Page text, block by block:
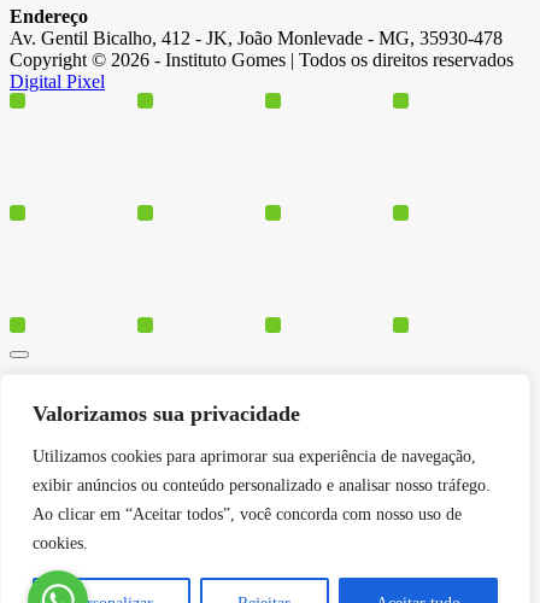
Valorizamos sua privacidade
Utilizamos cookies para aprimorar sua experiência de navegação,
exibir anúncios ou conteúdo personalizado e analisar nosso tráfego.
Ao clicar em “Aceitar todos”, você concorda com nosso uso de
cookies.
Endereço
Av. Gentil Bicalho, 412 - JK, João Monlevade - MG, 35930-478
Copyright © 2026 - Instituto Gomes | Todos os direitos reservados
Digital Pixel
Polos
Institucional